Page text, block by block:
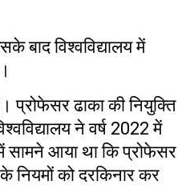
बाद विश्वविद्यालय में
प्रोफेसर ढाका की नियुक्ति
ने वर्ष 2022में
में सामने आया था कि प्रोफेसर
नियमों को दरकिनार कर